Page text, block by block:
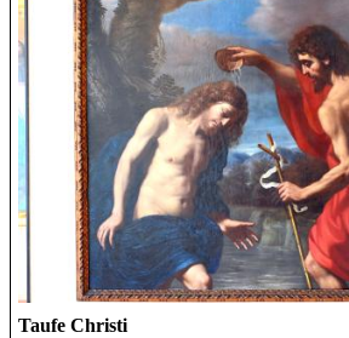
Taufe Christi